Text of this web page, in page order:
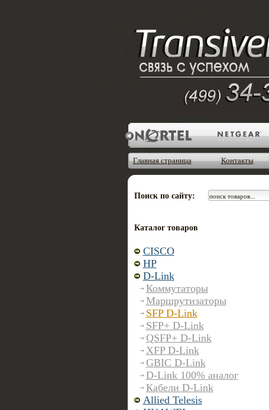
Главная страница Контакты
Поиск по сайту:
Каталог товаров
CISCO
HP
D-Link
Коммутаторы
Маршрутизаторы
SFP D-Link
SFP+ D-Link
QSFP+ D-Link
XFP D-Link
GBIC D-Link
D-Link 100% аналог
Кабели D-Link
Allied Telesis